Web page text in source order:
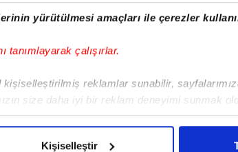
yürütülmesi amaçları ile çerezler
tanımlayarak çalışırlar.
reklamlar sunabilir,
size daha iyi bir reklam deneyimi sunmak
gösterdiğimizi ve bu noktada, reklamların
hatırlatmak isteriz.
Kişiselleştir
Android iPad Facebook X NSosyal